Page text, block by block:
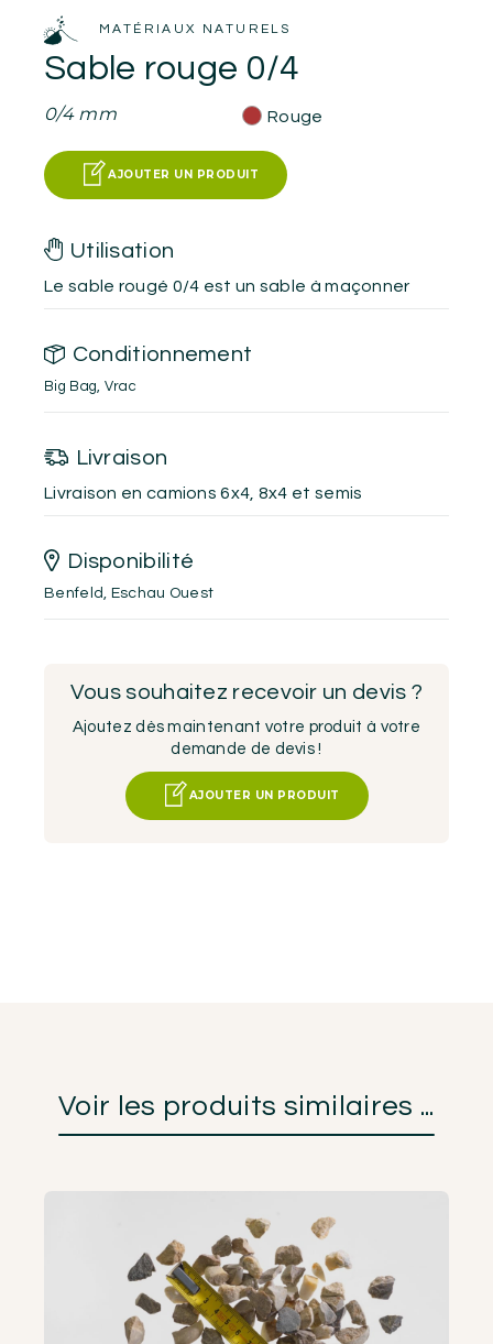
MATÉRIAUX NATURELS
Sable rouge 0/4
0/4 mm Rouge
AJOUTER UN PRODUIT
Utilisation
Le sable rougé 0/4 est un sable à maçonner
Conditionnement
Big Bag Vrac
Livraison
Livraison en camions 6x4, 8x4 et semis
Disponibilité
Benfeld Eschau Ouest
Vous souhaitez recevoir un devis ?
Ajoutez dès maintenant votre produit à votre
demande de devis !
AJOUTER UN PRODUIT
Voir les produits similaires ...